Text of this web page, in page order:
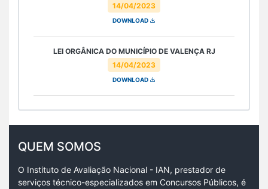
14/04/2023
DOWNLOAD
14/04/2023
LEI ORGÂNICA DO MUNICÍPIO DE VALENÇA RJ
DOWNLOAD
QUEM SOMOS
O Instituto de Avaliação Nacional - IAN, prestador de
serviços técnico-especializados em Concursos Públicos, é